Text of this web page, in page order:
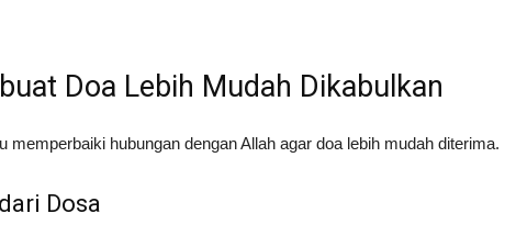
Doa Lebih Mudah Dikabulkan
memperbaiki hubungan dengan Allah agar doa lebih mudah diterima.
Dosa